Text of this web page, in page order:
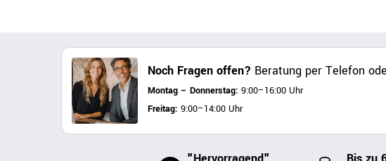
Noch Fragen offen? Beratung per Telefon
Montag – Donnerstag: 9:00–16:00 Uhr
Freitag: 9:00–14:00 Uhr